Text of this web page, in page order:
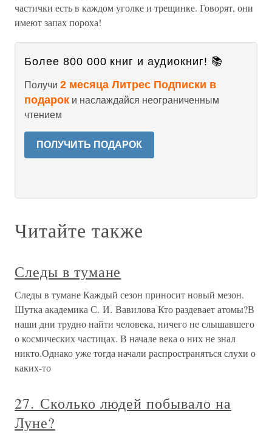
частички есть в каждом уголке и трещинке. Говорят, они
имеют запах пороха!
Более 800 000 книг и аудиокниг! 📚
Получи 2 месяца Литрес Подписки в
подарок и наслаждайся неограниченным
чтением
ПОЛУЧИТЬ ПОДАРОК
Читайте также
Следы в тумане
Следы в тумане Каждый сезон приносит новый мезон.
Шутка академика С. И. Вавилова Кто раздевает атомы?В
наши дни трудно найти человека, ничего не слышавшего
о космических частицах. В начале века о них не знал
никто.Однако уже тогда начали распространяться слухи о
каких-то
27. Сколько людей побывало на
Луне?